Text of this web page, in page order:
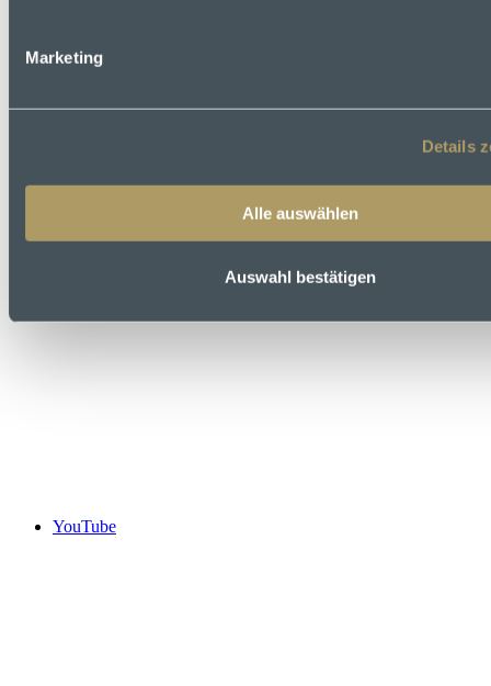
Marketing
Details
Alle auswählen
Auswahl bestätigen
LinkedIn
YouTube